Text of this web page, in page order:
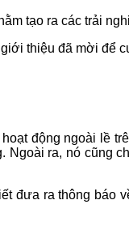
tạo ra các trải
thiệu đã mời để
động ngoài lề
ra, nó cũng
đưa ra thông